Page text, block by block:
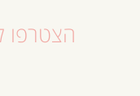
הצטרפו